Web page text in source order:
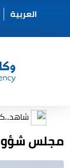
العربية
في
مجلس شؤون